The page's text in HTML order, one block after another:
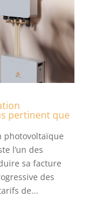
pertinent que
photovoltaïque
l’un des
sa facture
des
de...